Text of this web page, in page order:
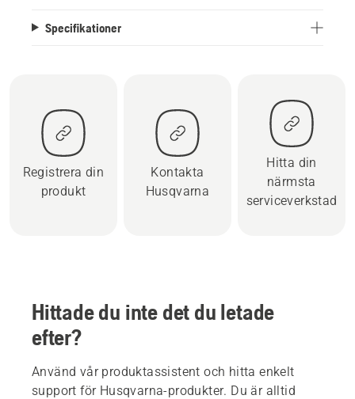
Specifikationer
Registrera din
produkt
Kontakta
Husqvarna
Hitta din
närmsta
serviceverkstad
Hittade du inte det du letade
efter?
Använd vår produktassistent och hitta enkelt
support för Husqvarna-produkter. Du är alltid